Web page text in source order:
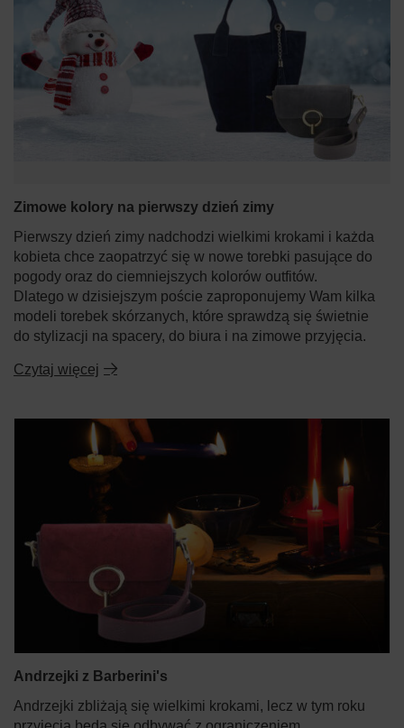
Zimowe kolory na pierwszy dzień zimy
Pierwszy dzień zimy nadchodzi wielkimi krokami i każda
kobieta chce zaopatrzyć się w nowe torebki pasujące do
pogody oraz do ciemniejszych kolorów outfitów.
Dlatego w dzisiejszym poście zaproponujemy Wam kilka
modeli torebek skórzanych, które sprawdzą się świetnie
do stylizacji na spacery, do biura i na zimowe przyjęcia.
Czytaj więcej
Andrzejki z Barberini's
Andrzejki zbliżają się wielkimi krokami, lecz w tym roku